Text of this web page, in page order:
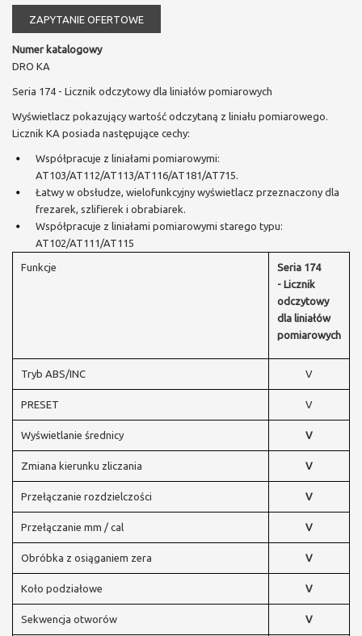
ZAPYTANIE OFERTOWE
Numer katalogowy
DRO KA
Seria 174 - Licznik odczytowy dla liniałów pomiarowych
Wyświetlacz pokazujący wartość odczytaną z liniału pomiarowego.
Licznik KA posiada następujące cechy:
Współpracuje z liniałami pomiarowymi:
AT103/AT112/AT113/AT116/AT181/AT715.
Łatwy w obsłudze, wielofunkcyjny wyświetlacz przeznaczony dla
frezarek, szlifierek i obrabiarek.
Współpracuje z liniałami pomiarowymi starego typu:
AT102/AT111/AT115
Funkcje
Seria 174
- Licznik
odczytowy
dla liniałów
pomiarowych
Tryb ABS/INC V
PRESET V
Wyświetlanie średnicy V
Zmiana kierunku zliczania V
Przełączanie rozdzielczości V
Przełączanie mm / cal V
Obróbka z osiąganiem zera V
Koło podziałowe V
Sekwencja otworów V